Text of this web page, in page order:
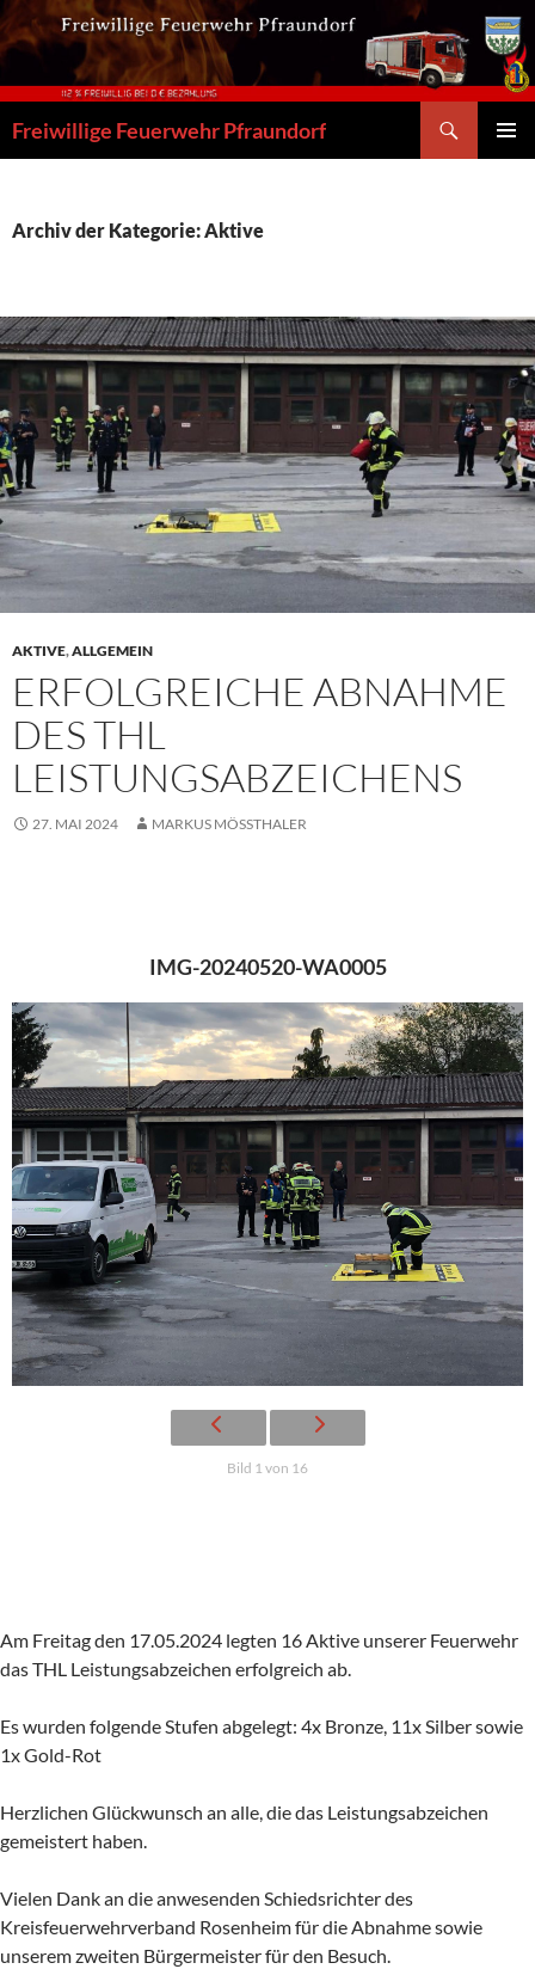
Zum
Inhalt
springen
Freiwillige Feuerwehr Pfraundorf
Archiv der Kategorie: Aktive
AKTIVE,ALLGEMEIN
ERFOLGREICHE ABNAHME
DES THL
LEISTUNGSABZEICHENS
27. MAI 2024 MARKUS MÖSSTHALER
IMG-20240520-WA0005
Bild 1 von 16
Am Freitag den 17.05.2024 legten 16 Aktive unserer Feuerwehr
das THL Leistungsabzeichen erfolgreich ab.
Es wurden folgende Stufen abgelegt: 4x Bronze, 11x Silber sowie
1x Gold-Rot
Herzlichen Glückwunsch an alle, die das Leistungsabzeichen
gemeistert haben.
Vielen Dank an die anwesenden Schiedsrichter des
Kreisfeuerwehrverband Rosenheim für die Abnahme sowie
unserem zweiten Bürgermeister für den Besuch.